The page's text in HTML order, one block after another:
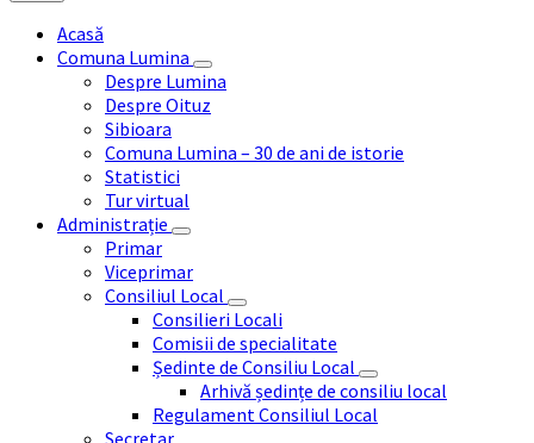
Acasă
Comuna Lumina
Despre Lumina
Despre Oituz
Sibioara
Comuna Lumina – 30 de ani de istorie
Statistici
Tur virtual
Administrație
Primar
Viceprimar
Consiliul Local
Consilieri Locali
Comisii de specialitate
Ședinte de Consiliu Local
Arhivă ședințe de consiliu local
Regulament Consiliul Local
Secretar